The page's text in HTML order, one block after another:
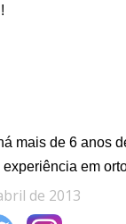
mais de 6 anos
em
de 2013